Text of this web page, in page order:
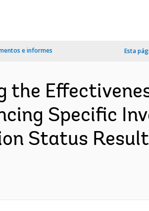
e informes Esta
the
Specific
Status